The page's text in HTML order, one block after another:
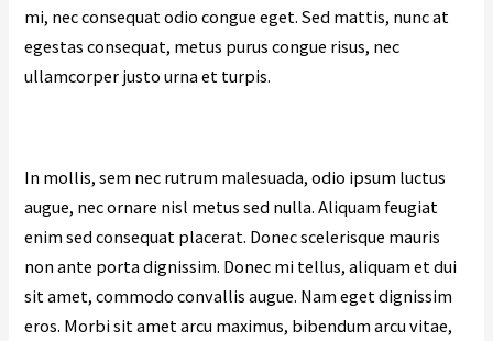
mi, nec consequat odio congue eget. Sed mattis, nunc at
egestas consequat, metus purus congue risus, nec
ullamcorper justo urna et turpis.
In mollis, sem nec rutrum malesuada, odio ipsum luctus
augue, nec ornare nisl metus sed nulla. Aliquam feugiat
enim sed consequat placerat. Donec scelerisque mauris
non ante porta dignissim. Donec mi tellus, aliquam et dui
sit amet, commodo convallis augue. Nam eget dignissim
eros. Morbi sit amet arcu maximus, bibendum arcu vitae,